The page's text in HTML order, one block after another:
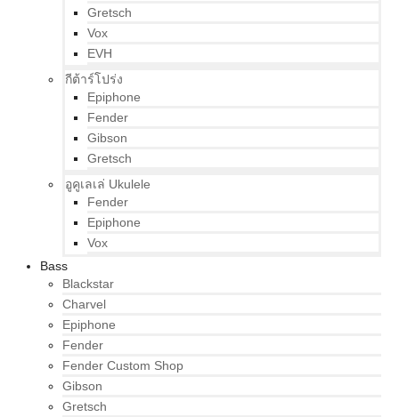
Gretsch
Vox
EVH
กีต้าร์โปร่ง
Epiphone
Fender
Gibson
Gretsch
อูคูเลเล่ Ukulele
Fender
Epiphone
Vox
Bass
Blackstar
Charvel
Epiphone
Fender
Fender Custom Shop
Gibson
Gretsch